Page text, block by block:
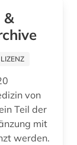
&
von
Teil der
mit
werden.